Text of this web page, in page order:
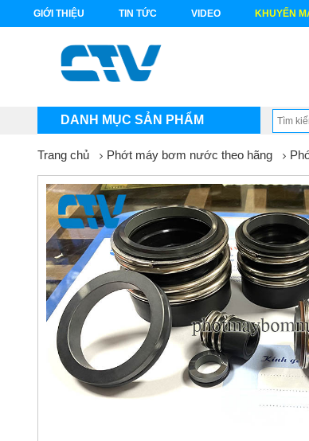
GIỚI THIỆU TIN TỨC VIDEO KHUYẾN
DANH MỤC SẢN PHẨM
Trang chủ Phớt máy bơm nước theo hãng